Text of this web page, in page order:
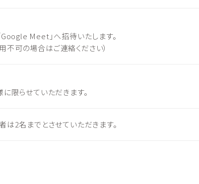
Meet」へ招待いたします。
可の場合はご連絡ください）
限らせていただきます。
は2名までとさせていただきます。